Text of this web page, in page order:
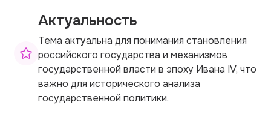
Актуальность
Тема актуальна для понимания становления
российского государства и механизмов
государственной власти в эпоху Ивана IV, что
важно для исторического анализа
государственной политики.